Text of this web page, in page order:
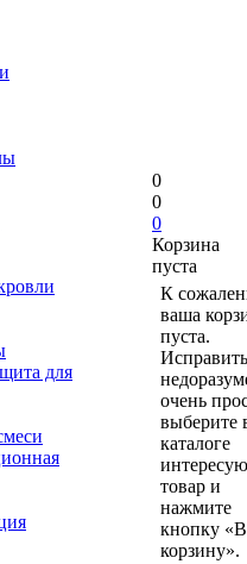
для
0
0
0
Корзина
пуста
К
ваша
пуста.
очень
выберите
каталоге
товар и
нажмите
кнопку «В
корзину».